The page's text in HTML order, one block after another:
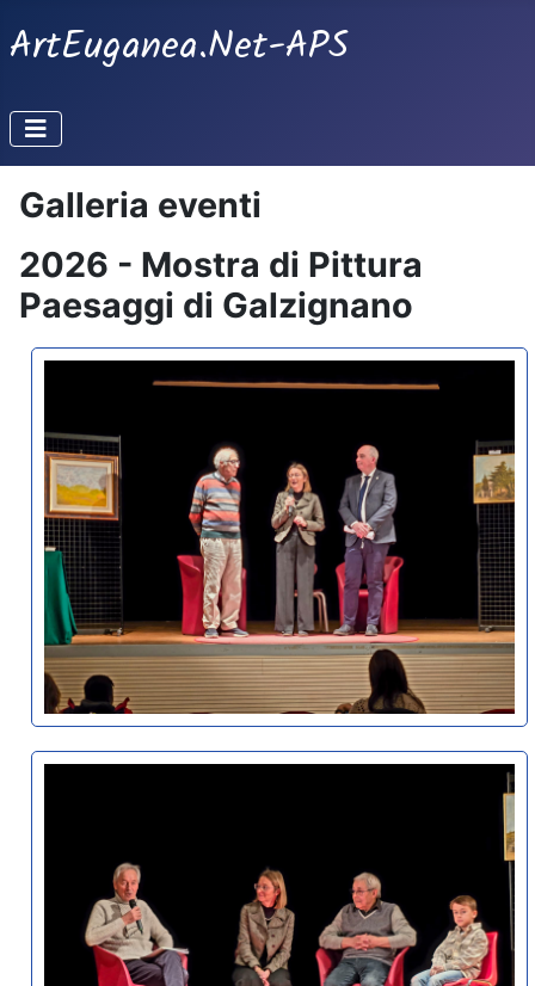
ArtEuganea.Net-APS
Galleria eventi
2026 - Mostra di Pittura
Paesaggi di Galzignano